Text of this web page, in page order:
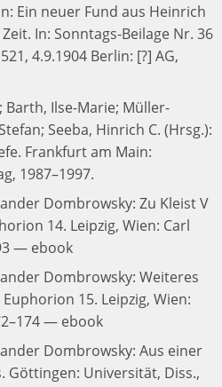
Ein neuer Fund aus Heinrich
In: Sonntags-Beilage Nr. 36
4.9.1904 Berlin: [?] AG,
Barth, Ilse-Marie; Müller-
Seeba, Hinrich C. (Hrsg.):
Frankfurt am Main:
1987–1997.
Dombrowsky: Zu Kleist V
14. Leipzig, Wien: Carl
— ebook
Dombrowsky: Weiteres
Euphorion 15. Leipzig, Wien:
— ebook
Dombrowsky: Aus einer
Göttingen: Universität, Diss.,